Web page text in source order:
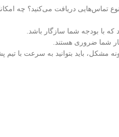
تماس‌هایی دریافت می‌کنید؟ چه
با بودجه شما سازگار باشد.
شما ضروری هستند.
مشکل، باید بتوانید به سرعت با تیم